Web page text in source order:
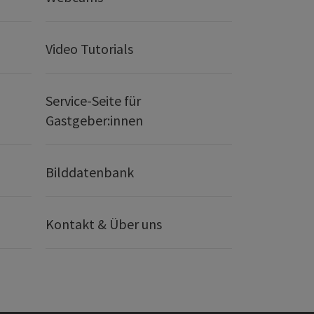
Video Tutorials
Service-Seite für
Gastgeber:innen
Bilddatenbank
Kontakt & Über uns